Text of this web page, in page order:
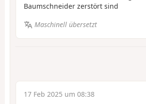
Baumschneider zerstört sind
Maschinell übersetzt
17 Feb 2025 um 08:38